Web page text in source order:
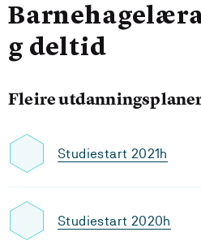
g deltid
Fleire
Studiestart 2021h
Studiestart 2020h